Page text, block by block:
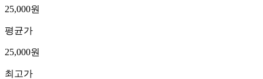
25,000원
평균가
25,000원
최고가